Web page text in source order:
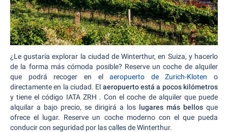
¿Le gustaría explorar la ciudad de Winterthur, en Suiza, y hacerlo
de la forma más cómoda posible? Reserve un coche de alquiler
que podrá recoger en elaeropuerto de Zurich-Kloten o
directamente en la ciudad. El aeropuerto está a pocos kilómetros
y tiene el código IATA ZRH . Con el coche de alquiler que puede
alquilar a bajo precio, se dirigirá a los lugares más bellos que
ofrece el lugar. Reserve un coche moderno con el que pueda
conducir con seguridad por las calles de Winterthur.